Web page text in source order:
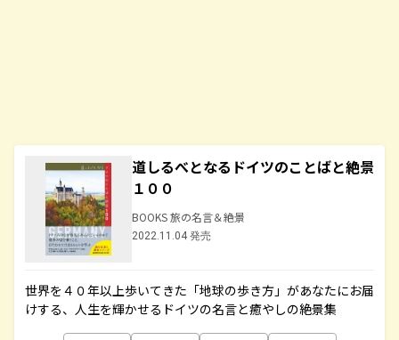
道しるべとなるドイツのことばと絶景
１００
BOOKS 旅の名言＆絶景
2022.11.04 発売
世界を４０年以上歩いてきた「地球の歩き方」があなたにお届
けする、人生を輝かせるドイツの名言と癒やしの絶景集